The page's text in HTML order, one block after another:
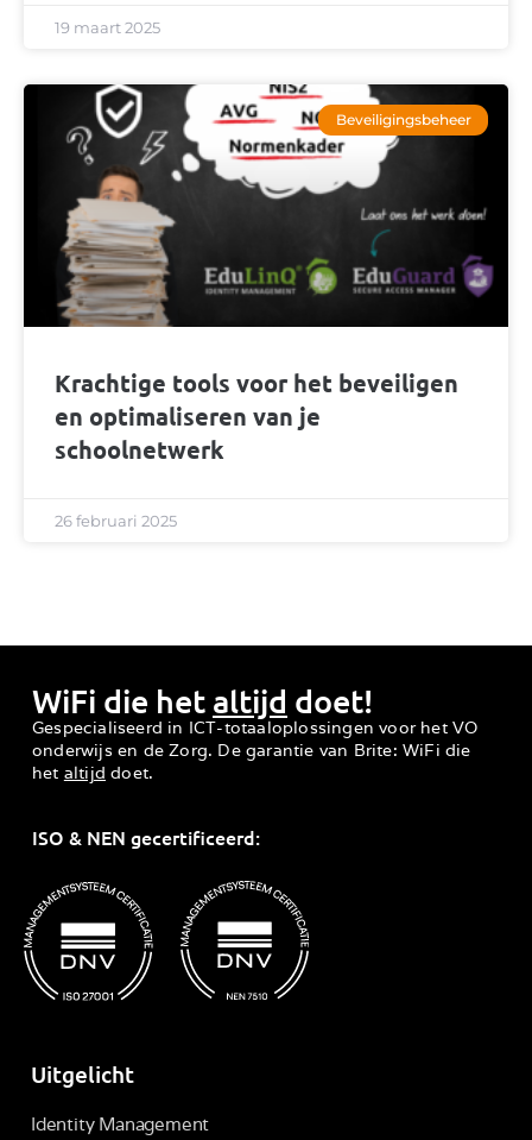
19 maart 2025
Beveiligingsbeheer
Krachtige tools voor het beveiligen
en optimaliseren van je
schoolnetwerk
26 februari 2025
WiFi die het altijd doet!
Gespecialiseerd in ICT-totaaloplossingen voor het VO
onderwijs en de Zorg. De garantie van Brite: WiFi die
het altijd doet.
ISO & NEN gecertificeerd:
Uitgelicht
Identity Management